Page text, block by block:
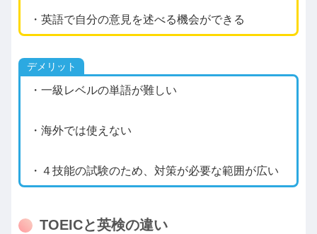
・英語で自分の意見を述べる機会ができる
デメリット
・一級レベルの単語が難しい
・海外では使えない
・４技能の試験のため、対策が必要な範囲が広い
TOEICと英検の違い